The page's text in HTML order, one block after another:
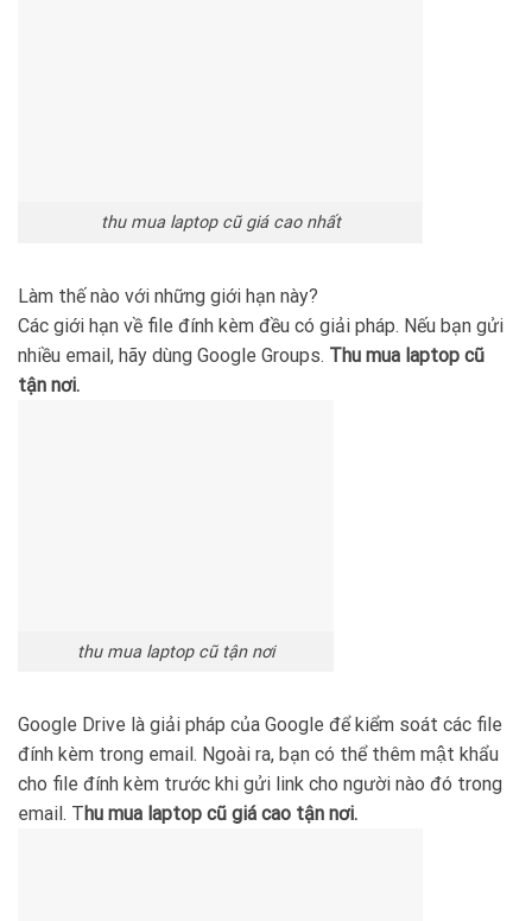
thu mua laptop cũ giá cao nhất
Làm thế nào với những giới hạn này?
Các giới hạn về file đính kèm đều có giải pháp. Nếu bạn gửi
nhiều email, hãy dùng Google Groups. Thu mua laptop cũ
tận nơi.
thu mua laptop cũ tận nơi
Google Drive là giải pháp của Google để kiểm soát các file
đính kèm trong email. Ngoài ra, bạn có thể thêm mật khẩu
cho file đính kèm trước khi gửi link cho người nào đó trong
email. Thu mua laptop cũ giá cao tận nơi.